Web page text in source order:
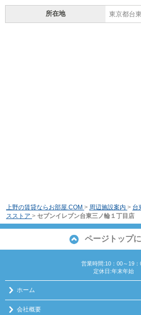
所在地 東京都台
上野の賃貸ならお部屋.COM > 周辺施設案内 > 台
スストア > セブンイレブン台東三ノ輪１丁目店
ページトップ
営業時間:10：00～19：
定休日:年末年始
ホーム
会社概要